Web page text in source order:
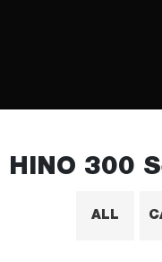
HINO 300
ALL